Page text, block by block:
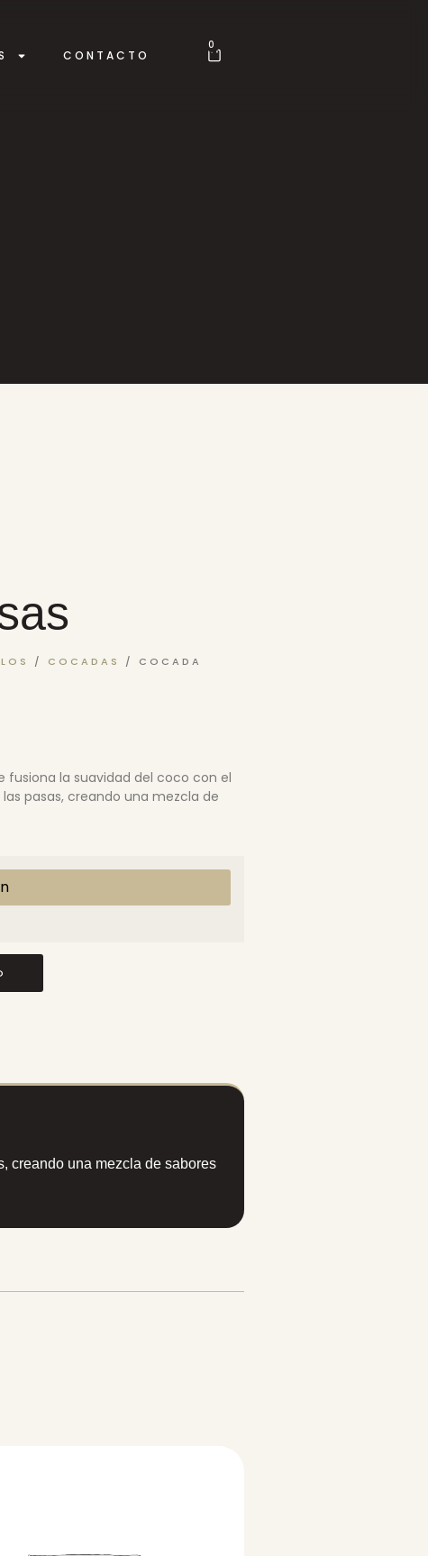
CONTACTO
0
/ COCADAS
/ COCADA
fusiona la suavidad del coco con el
pasas, creando una mezcla de
creando una mezcla de sabores